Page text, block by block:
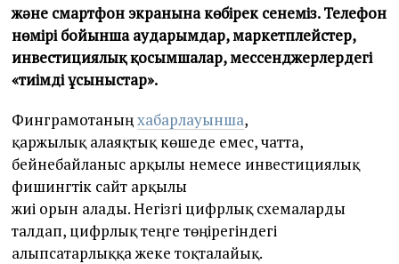
және смартфон экранына көбірек сенеміз. Телефон
нөмірі бойынша аударымдар, маркетплейстер,
инвестициялық қосымшалар, мессенджерлердегі
«тиімді ұсыныстар».
Финграмотаныңхабарлауынша,
қаржылық алаяқтық көшеде емес, чатта,
бейнебайланыс арқылы немесе инвестициялық
фишингтік сайт арқылы
жиі орын алады. Негізгі цифрлық схемаларды
талдап, цифрлық теңге төңірегіндегі
алыпсатарлыққа жеке тоқталайық.